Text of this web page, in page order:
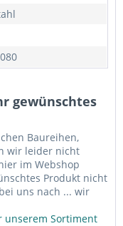
gewünschtes
Baureihen,
wir leider nicht
im Webshop
Produkt nicht
uns nach ... wir
unserem Sortiment